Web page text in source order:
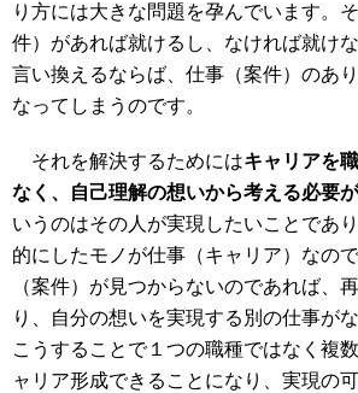
り方には大きな問題を孕んでいます。
件）があれば就けるし、なければ就け
言い換えるならば、仕事（案件）のあ
なってしまうのです。
それを解決するためにはキャリアを
なく、自己理解の想いから考える必要
いうのはその人が実現したいことであ
的にしたモノが仕事（キャリア）なの
（案件）が見つからないのであれば、
り、自分の想いを実現する別の仕事が
こうすることで１つの職種ではなく複
ャリア形成できることになり、実現の